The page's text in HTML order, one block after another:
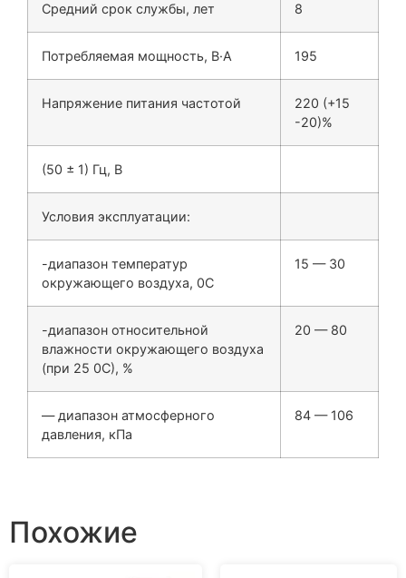
Средний срок службы, лет 8
Потребляемая мощность, В·А 195
Напряжение питания частотой
220 (+15
-20)%
(50 ± 1) Гц, В
Условия эксплуатации:
-диапазон температур
окружающего воздуха, 0С
15 — 30
-диапазон относительной
влажности окружающего воздуха
(при 25 0С), %
20 — 80
— диапазон атмосферного
давления, кПа
84 — 106
Похожие